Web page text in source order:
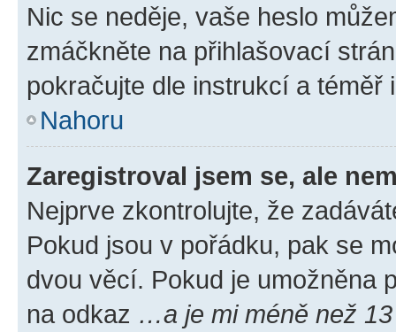
Nic se neděje, vaše heslo
zmáčkněte na přihlašovací
pokračujte dle instrukcí a téměř
Nahoru
Zaregistroval jsem se, ale
Nejprve zkontrolujte, že
Pokud jsou v pořádku, pak se
dvou věcí. Pokud je umožněna
na odkaz …a je mi méně než